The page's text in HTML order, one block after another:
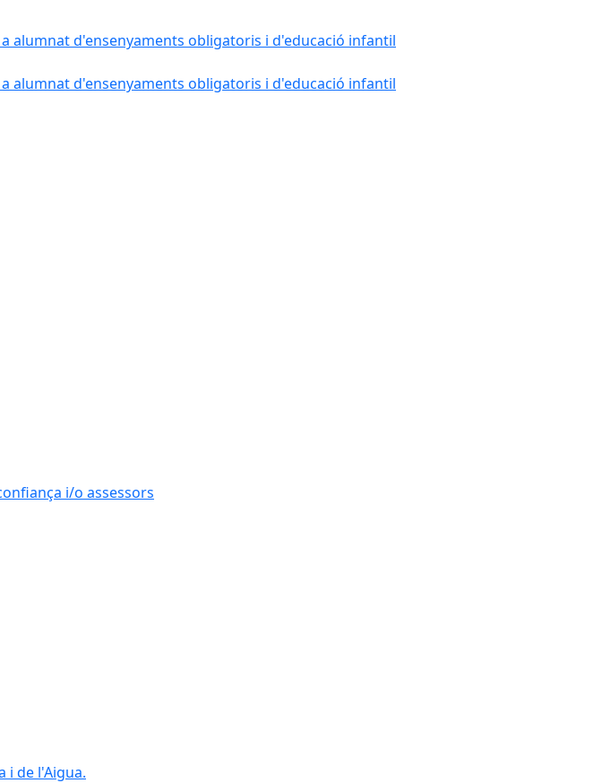
alumnat d'ensenyaments obligatoris i d'educació infantil
alumnat d'ensenyaments obligatoris i d'educació infantil
i/o assessors
i de l'Aigua.